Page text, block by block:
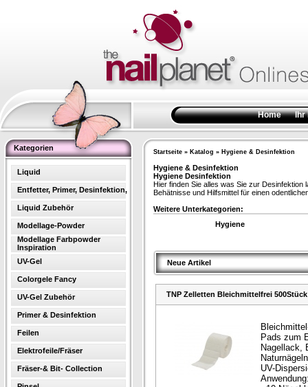
Home Ihr
Kategorien
Liquid
Entfetter, Primer, Desinfektion,
Liquid Zubehör
Modellage-Powder
Modellage Farbpowder
Inspiration
UV-Gel
Colorgele Fancy
UV-Gel Zubehör
Primer & Desinfektion
Feilen
Elektrofeile/Fräser
Fräser-& Bit- Collection
Startseite » Katalog » Hygiene & Desinfektion
Hygiene & Desinfektion
Hygiene Desinfektion
Hier finden Sie alles was Sie zur
Behätnisse und Hilfsmittel für einen
Weitere Unterkategorien:
Hygiene
Neue Artikel
TNP Zelletten Bleichmittelfrei 500Stück
Pads zum
Nagellack,
UV-